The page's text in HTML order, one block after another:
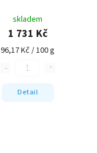
skladem
1 731 Kč
96,17 Kč / 100 g
Detail